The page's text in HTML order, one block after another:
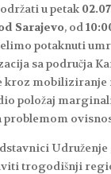
u petak
Sarajevo, od
potaknuti
sa područja
kroz mobiliziranje
položaj
problemom
Udruženje
trogodišnji